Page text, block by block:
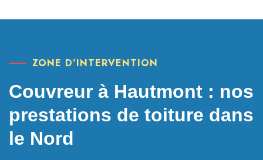
ZONE D’INTERVENTION
Couvreur à Hautmont : nos
prestations de toiture dans
le Nord